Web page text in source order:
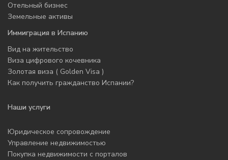
Отельный бизнес
Земельные активы
Иммиграция в Испанию
Вид на жительство
Виза цифрового кочевника
Золотая виза ( Golden Visa )
Как получить гражданство Испании?
Наши услуги
Юридическое сопровождение
Управление недвижимостью
Покупка недвижимости с порталов